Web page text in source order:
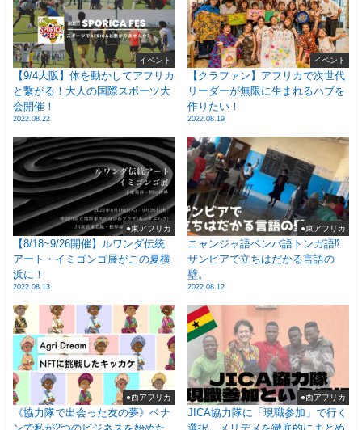
イベント
【9/4大阪】体を動かしてアフリカ
と繋がる！大人の国際スポーツ大
会開催！
2022.08.22
イベント
【クラファン】アフリカで次世代
リーダーが無限に生まれるハブを
作りたい！
2022.08.19
●東アフリカ
【8/18~9/26開催】ルワンダ伝統
アート・イミゴンゴ展がこの夏横
浜に！
2022.08.13
●東アフリカ
ニャンジャ語ベンバ語トンガ語⁉
ザンビアで立ちはだかる言語の
壁。
2022.08.12
●西アフリカ
《協力隊で出会った友の夢》ベナ
ンで私が2つのビジネスを始めた
●西アフリカ
JICA協力隊に「現職参加」で行く
選択。メリデメを徹底的にまとめ